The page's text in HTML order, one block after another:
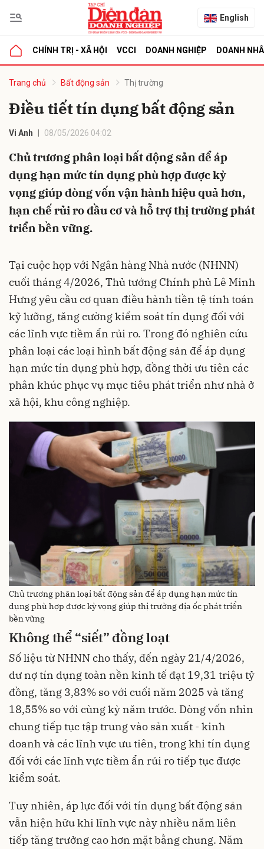
English
CHÍNH TRỊ - XÃ HỘI VCCI DOANH NGHIỆP DOANH
Trang chủ Bất động sản Thị trường
Điều tiết tín dụng bất động sản
Vi Anh 08/05/2026 04:02
Chủ trương phân loại bất động sản để áp
dụng hạn mức tín dụng phù hợp được kỳ
vọng giúp dòng vốn vận hành hiệu quả hơn,
hạn chế rủi ro đầu cơ và hỗ trợ thị trường phát
triển bền vững.
Tại cuộc họp với Ngân hàng Nhà nước (NHNN)
cuối tháng 4/2026, Thủ tướng Chính phủ Lê Minh
Hưng yêu cầu cơ quan điều hành tiền tệ tính toán
kỹ lưỡng, tăng cường kiểm soát tín dụng đối với
các lĩnh vực tiềm ẩn rủi ro. Trong đó nghiên cứu
phân loại các loại hình bất động sản để áp dụng
hạn mức tín dụng phù hợp, đồng thời ưu tiên các
phân khúc phục vụ mục tiêu phát triển như nhà ở
xã hội, khu công nghiệp.
Chủ trương phân loại bất động sản để áp dụng hạn mức tín
dụng phù hợp được kỳ vọng giúp thị trường địa ốc phát triển
bền vững
Không thể “siết” đồng loạt
Số liệu từ NHNN cho thấy, đến ngày 21/4/2026,
dư nợ tín dụng toàn nền kinh tế đạt 19,31 triệu tỷ
đồng, tăng 3,83% so với cuối năm 2025 và tăng
18,55% so với cùng kỳ năm trước. Dòng vốn nhìn
chung tiếp tục tập trung vào sản xuất - kinh
doanh và các lĩnh vực ưu tiên, trong khi tín dụng
đối với các lĩnh vực tiềm ẩn rủi ro tiếp tục được
kiểm soát.
Tuy nhiên, áp lực đối với tín dụng bất động sản
vẫn hiện hữu khi lĩnh vực này nhiều năm liên
tiếp tăng trưởng cao hơn mặt bằng chung. Năm
luận
Hủy